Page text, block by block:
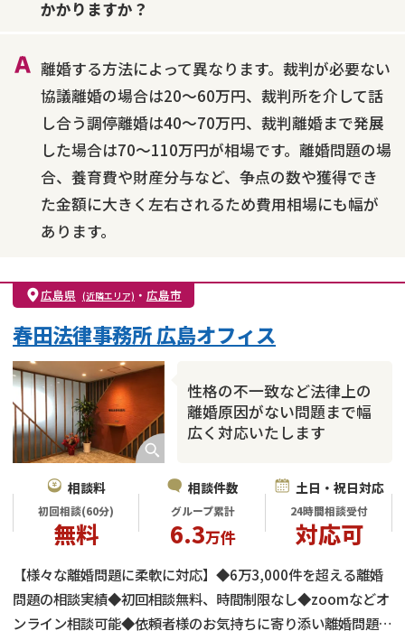
財産分与
かかりますか？
離婚する方法によって異なります。裁判が必要ない
協議離婚の場合は20～60万円、裁判所を介して話
し合う調停離婚は40～70万円、裁判離婚まで発展
した場合は70～110万円が相場です。離婚問題の場
合、養育費や財産分与など、争点の数や獲得でき
た金額に大きく左右されるため費用相場にも幅が
あります。
広島県 (近隣エリア) ・ 広島市
性格の不一致など法律上の
離婚原因がない問題まで幅
広く対応いたします
春田法律事務所 広島オフィス
相談料
初回相談(60分)
無料
相談件数
グループ累計
6.3万件
土日・祝日対応
24時間相談受付
対応可
【様々な離婚問題に柔軟に対応】◆6万3,000件を超える離婚
問題の相談実績◆初回相談無料、時間制限なし◆zoomなどオ
ンライン相談可能◆依頼者様のお気持ちに寄り添い離婚問題を